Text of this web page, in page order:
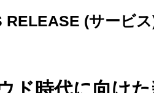
RELEASE (サービ